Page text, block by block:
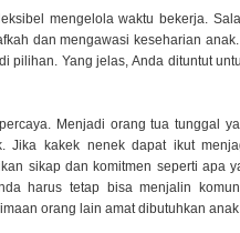
mengelola waktu bekerja.
dan mengawasi keseharian
pilihan. Yang jelas, Anda dituntut
Menjadi orang tua tunggal
Jika kakek nenek dapat ikut
sikap dan komitmen seperti apa
harus tetap bisa menjalin
orang lain amat dibutuhkan